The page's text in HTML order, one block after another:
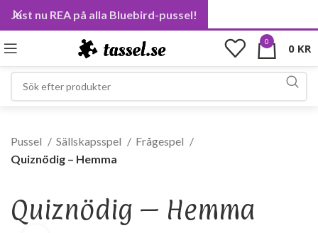
0 0 KR
Pussel Sällskapsspel
Frågespel
Quiznödig – Hemma
Quiznödig – Hemma
Just nu REA på alla Bluebird-pussel!